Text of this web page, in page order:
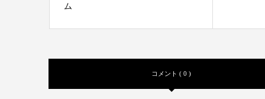
ム
コメント ( 0 )